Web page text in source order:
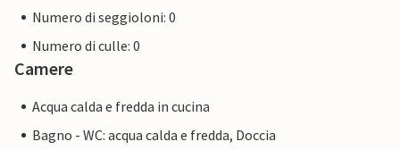
Numero di seggioloni: 0
Numero di culle: 0
Camere
Acqua calda e fredda in cucina
Bagno - WC: acqua calda e fredda, Doccia